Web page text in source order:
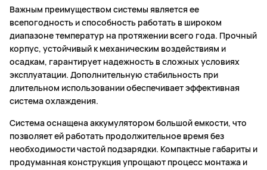
Важным преимуществом системы является ее
всепогодность и способность работать в широком
диапазоне температур на протяжении всего года. Прочный
корпус, устойчивый к механическим воздействиям и
осадкам, гарантирует надежность в сложных условиях
эксплуатации. Дополнительную стабильность при
длительном использовании обеспечивает эффективная
система охлаждения.
Система оснащена аккумулятором большой емкости, что
позволяет ей работать продолжительное время без
необходимости частой подзарядки. Компактные габариты и
продуманная конструкция упрощают процесс монтажа и